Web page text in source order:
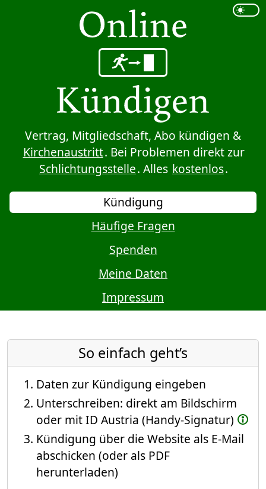
Sprung zum Inhalt
Vertrag, Mitgliedschaft, Abo kündigen &
Kirchenaustritt. Bei Problemen direkt zur
Schlichtungsstelle. Alles kostenlos.
Kündigung
Häufige Fragen
Spenden
Meine Daten
Impressum
So einfach geht’s
Daten zur Kündigung eingeben
Unterschreiben: direkt am Bildschirm
oder mit ID Austria (Handy-Signatur)
Kündigung über die Website als E-Mail
abschicken (oder als PDF
herunterladen)